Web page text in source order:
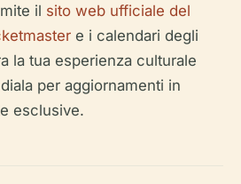
il sito web ufficiale del
e i calendari degli
la tua esperienza culturale
per aggiornamenti in
esclusive.